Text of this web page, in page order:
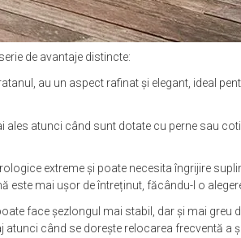
de avantaje distincte:
au un aspect rafinat și elegant, ideal
atunci când sunt dotate cu perne sau
extreme și poate necesita îngrijire
este mai ușor de întreținut, făcându-l o
face șezlongul mai stabil, dar și mai
când se dorește relocarea frecventă a